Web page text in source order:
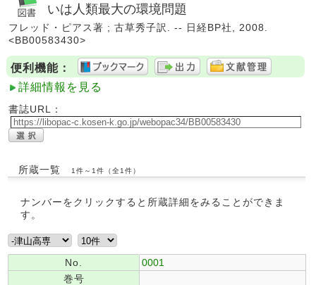
いは人類最大の環境問題
フレッド・ピアス著 ; 古草秀子訳. -- 日経BP社, 2008.
<BB00583430>
便利機能：
詳細情報を見る
書誌URL：
所蔵一覧 1件～1件（全1件）
ナンバーをクリックすると所蔵詳細をみることができま
す。
No.
0001
巻号